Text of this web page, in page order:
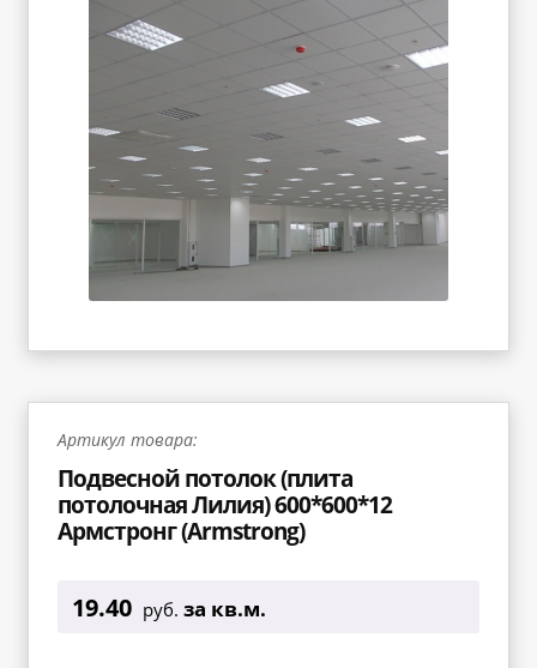
«Карта Покупок»
«Карта Халва»
Доставка
Каталог
Контакты
Оплата
Артикул товара:
Подвесной потолок (плита
потолочная Лилия) 600*600*12
Армстронг (Armstrong)
19.40 руб. за кв.м.